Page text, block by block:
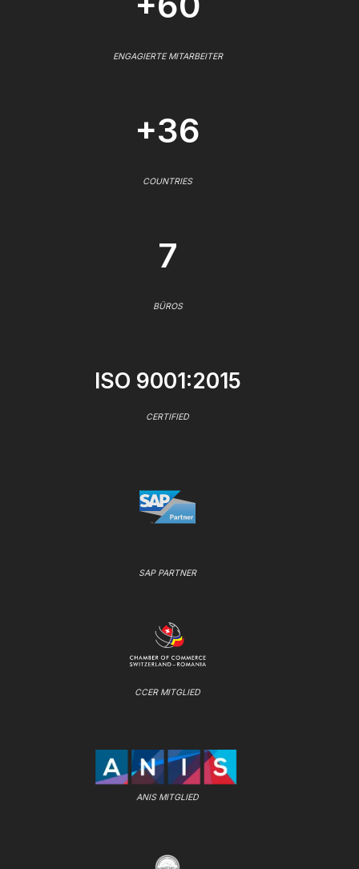
ENGAGIERTE MITARBEITER
+36
COUNTRIES
7
BÜROS
ISO 9001:2015
CERTIFIED
SAP PARTNER
CCER MITGLIED
ANIS MITGLIED